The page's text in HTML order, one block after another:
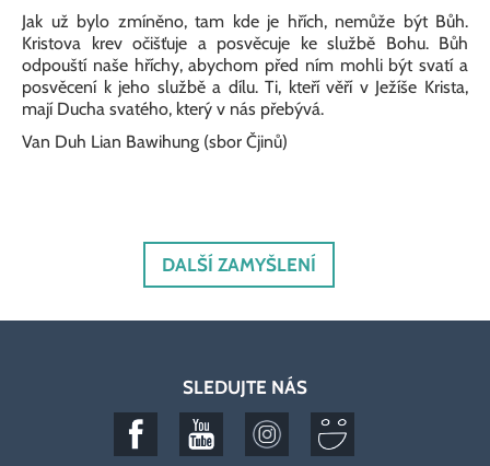
Jak už bylo zmíněno, tam kde je hřích, nemůže být Bůh.
Kristova krev očišťuje a posvěcuje ke službě Bohu. Bůh
odpouští naše hříchy, abychom před ním mohli být svatí a
posvěcení k jeho službě a dílu. Ti, kteří věří v Ježíše Krista,
mají Ducha svatého, který v nás přebývá.
Van Duh Lian Bawihung (sbor Čjinů)
DALŠÍ ZAMYŠLENÍ
SLEDUJTE NÁS